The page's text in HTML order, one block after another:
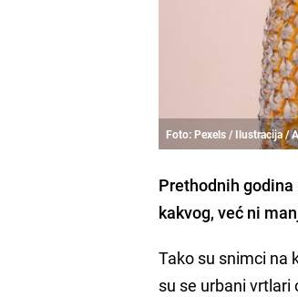
Foto: Pexels / Ilustracija /
Prethodnih
kakvog, već ni
Tako su snimci na
su se urbani